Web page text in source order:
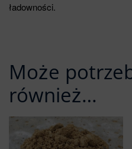
ładowności.
Może
również…